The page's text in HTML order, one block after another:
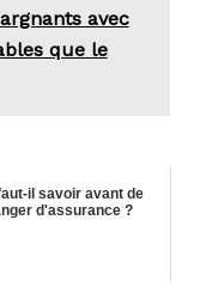
avec
que le
il savoir avant de
d'assurance ?